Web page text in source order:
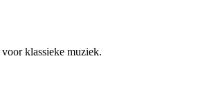
klassieke muziek.